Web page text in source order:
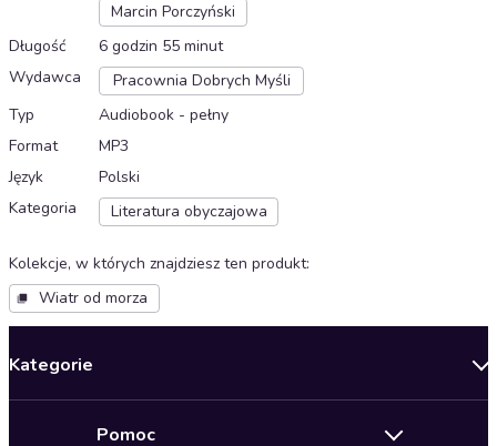
Marcin Porczyński
Długość
6 godzin 55 minut
Wydawca
Pracownia Dobrych Myśli
Typ
Audiobook - pełny
Format
MP3
Język
Polski
Kategoria
Literatura obyczajowa
Kolekcje, w których znajdziesz ten produkt:
Wiatr od morza
Kategorie
Pomoc